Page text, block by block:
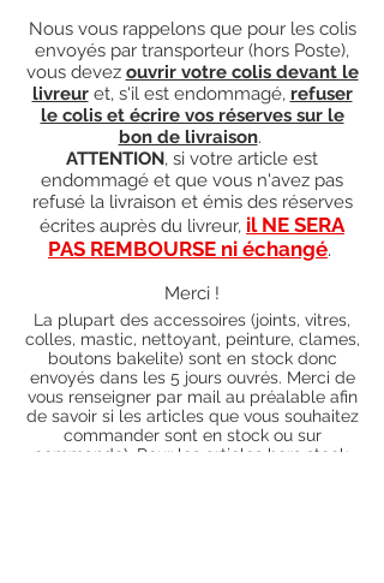
Nous vous rappelons que pour les colis
envoyés par transporteur (hors Poste),
vous devez ouvrir votre colis devant le
livreuret, s'il est endommagé, refuser
le colis et écrire vos réserves sur le
bon de livraison.
ATTENTION, si votre article est
endommagé et que vous n'avez pas
refusé la livraison et émis des réserves
écrites auprès du livreur, il NE SERA
PAS REMBOURSE ni échangé.
Merci !
La plupart des accessoires (joints, vitres,
colles, mastic, nettoyant, peinture, clames,
boutons bakelite) sont en stock donc
envoyés dans les 5 jours ouvrés. Merci de
vous renseigner par mail au préalable afin
de savoir si les articles que vous souhaitez
commander sont en stock ou sur
commande). Pour les articles hors stock,